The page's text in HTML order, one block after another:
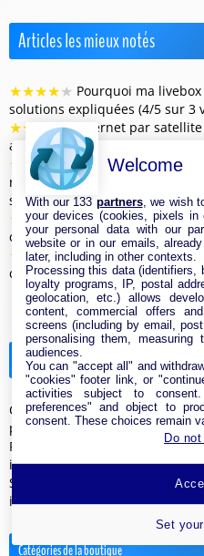
Articles les mieux notés
★★★★★ Pourquoi ma
solutions expliquées (4/5 sur 3
★★ ★★★Internet par satellite
avantages et enjeux ? (4/5 sur 2
★ ★★★ ★Comprendre les
rétablissement (gtr) des offres
sur 1 vote)
★ ★★★★Box 5g : quels sont
connaître ? (4/5 sur 1 vote)
★ ★★★★Box 4g ou 5g :
connexion rapide ? (4/5 sur 1
Actualités
Cette box fibre à 22,99 €
payer plus - Ariase
Freebox Pop S : voici deux
internet fibre optique -
Sans engagement, sans TV et
internet est pensée pour les
Catégories de la boutique
Welcome
With our 133 partners, we wish
your devices (cookies, pixels
your personal data with our
website or in our emails,
later, including in other contexts.
Processing this data (identifiers,
loyalty programs, IP, postal
geolocation, etc.) allows
content, commercial offers
screens (including by email,
personalising them, measuring
audiences.
You can "accept all" and
"cookies" footer link, or
activities subject to
preferences" and object to
consent. These choices remain
Do
Set